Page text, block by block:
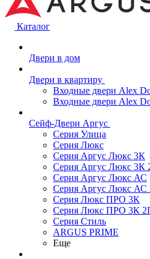
Каталог
Двери в дом
Двери в квартиру
Входные двери Alex
Входные двери Alex
Сейф-Двери Аргус
Серия Улица
Серия Люкс
Серия Аргус Люкс 3К
Серия Аргус Люкс 3К
Серия Аргус Люкс АС
Серия Аргус Люкс АС
Серия Люкс ПРО 3К
Серия Люкс ПРО 3К
Серия Стиль
ARGUS PRIME
Еще